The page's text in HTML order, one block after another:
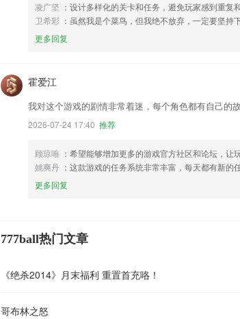
凌广坚 ：设计多样化的关卡和任务，避免玩家感到重复和
卫希彩 ：虽然我是个菜鸟，但我绝不放弃，一定要坚持
更多回复
霍爱江
我对这个游戏的剧情非常着迷，每个角色都有自己的
2026-07-24 17:40 推荐
顾琼唯 ：希望能够增加更多的游戏官方社区和论坛，让
姚爽丹 ：这款游戏的任务系统非常丰富，每天都有新的
更多回复
777ball热门文章
《绝杀2014》月末福利 重置首充咯！
哥布林之怒